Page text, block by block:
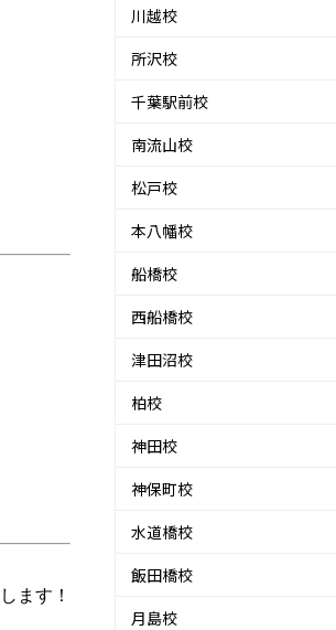
ます！
川越校
所沢校
千葉駅前校
南流山校
松戸校
本八幡校
船橋校
西船橋校
津田沼校
柏校
神田校
神保町校
水道橋校
飯田橋校
月島校